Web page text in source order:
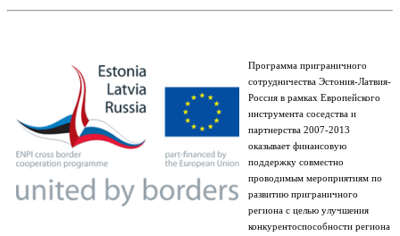
Программа приграничного
сотрудничества Эстония-Латвия-
Россия в рамках Европейского
инструмента соседства и
партнерства 2007-2013
оказывает финансовую
поддержку совместно
проводимым мероприятиям по
развитию приграничного
региона с целью улучшения
конкурентоспособности региона